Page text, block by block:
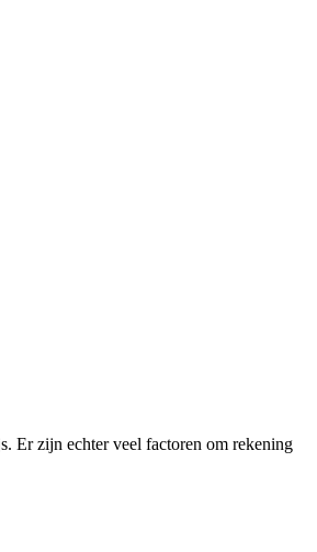
Er zijn echter veel factoren om rekening